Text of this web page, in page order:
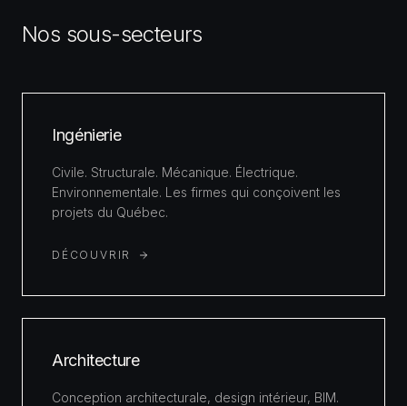
Nos sous-secteurs
Ingénierie
Civile. Structurale. Mécanique. Électrique.
Environnementale. Les firmes qui conçoivent les
projets du Québec.
DÉCOUVRIR
Architecture
Conception architecturale, design intérieur, BIM.